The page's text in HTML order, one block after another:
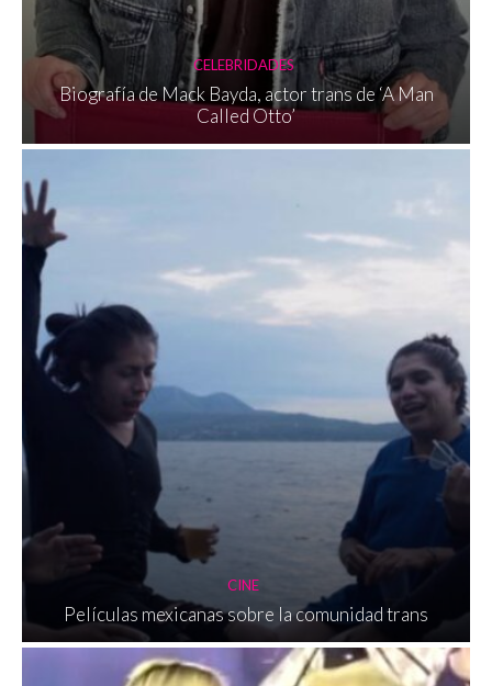
CELEBRIDADES
Biografía de Mack Bayda, actor trans de ‘A Man
Called Otto’
CINE
Películas mexicanas sobre la comunidad trans